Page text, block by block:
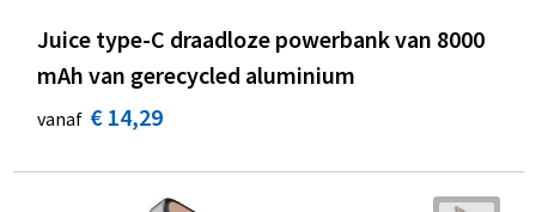
Juice type-C draadloze powerbank van 8000
mAh van gerecycled aluminium
vanaf € 14,29